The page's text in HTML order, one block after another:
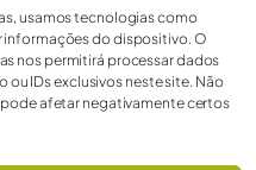
usamos tecnologias como
informações do dispositivo. O
nos permitirá processar dados
IDs exclusivos neste site. Não
afetar negativamente certos